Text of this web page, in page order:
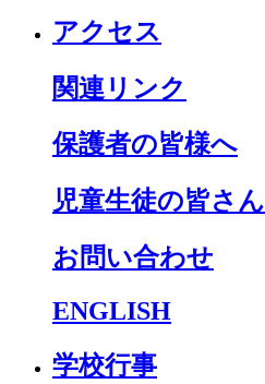
アクセス
関連リンク
保護者の皆様へ
児童生徒の皆さん
お問い合わせ
ENGLISH
学校行事